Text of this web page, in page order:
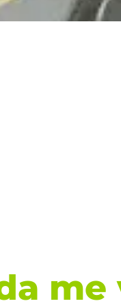
me